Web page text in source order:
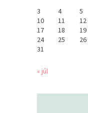
3
4 5
10
11 12
17
18 19
24
25 26
31
« júl